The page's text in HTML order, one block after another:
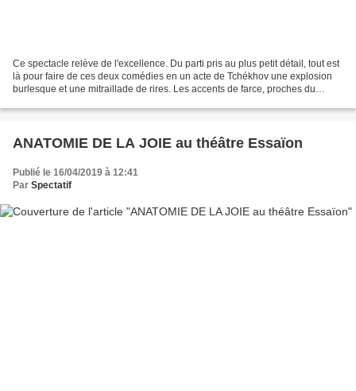
Ce spectacle relève de l'excellence. Du parti pris au plus petit détail, tout est
là pour faire de ces deux comédies en un acte de Tchékhov une explosion
burlesque et une mitraillade de rires. Les accents de farce, proches du
ANATOMIE DE LA JOIE au théâtre Essaïon
Publié le 16/04/2019 à 12:41
Par Spectatif